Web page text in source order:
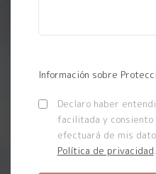
Información sobre
Declaro haber
facilitada y
efectuará de mis
Política de privacidad.